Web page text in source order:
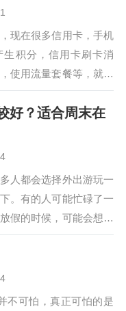
现在很多信用卡，手机
生积分，信用卡刷卡消
使用流量套餐等，就会
分除了可以参与官方的
外，其实还有很多用处
好？适合周末在
人都会选择外出游玩一
。有的人可能忙碌了一
假的时候，可能会想着
还有的人则会选择做好
。那么，周末在家没事
？下面小编分享下适合
，一起来…
不可怕，真正可怕的是